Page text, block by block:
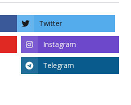
Twitter
Instagram
Telegram